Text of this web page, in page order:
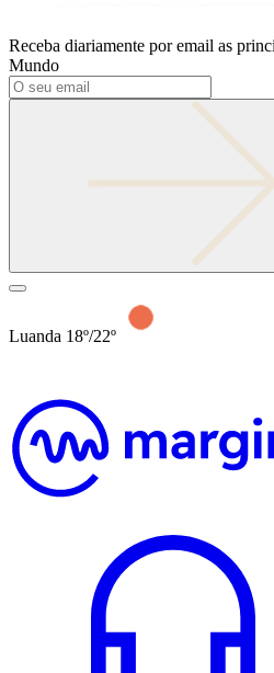
Receba diariamente por email as
Mundo
Luanda 18º/22º